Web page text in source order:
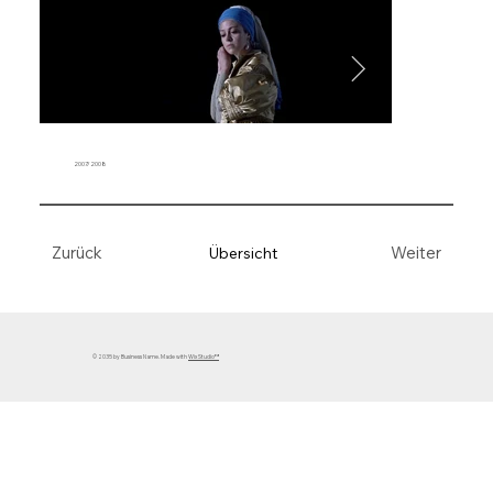
2007/2008
Weiter
Zurück Übersicht
© 2035 by Business Name. Made withWix Studio™